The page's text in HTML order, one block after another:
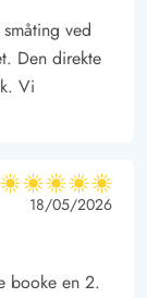
ved
Den direkte
Vi
5 ud af 5
5 ud af 5
5 out of 5
18/05/2026
booke en 2.